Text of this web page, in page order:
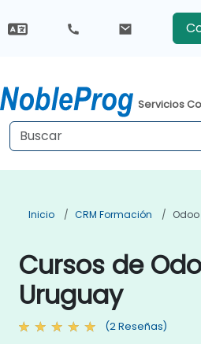
Servicios
Inicio CRM Formación
Cursos de
Uruguay
(2 Reseñas)